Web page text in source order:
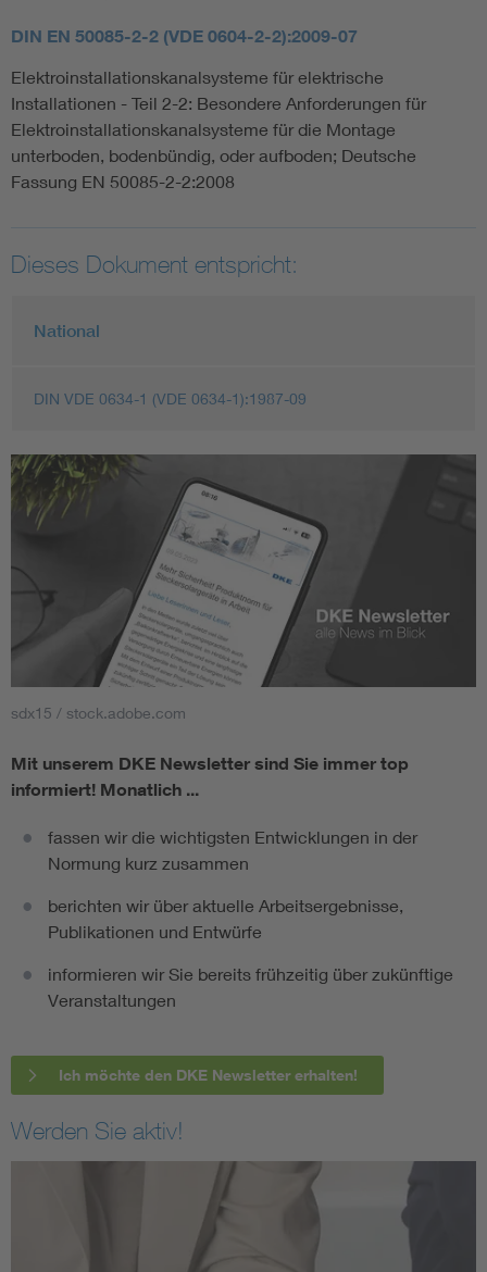
DIN EN 50085-2-2 (VDE 0604-2-2):2009-07
Elektroinstallationskanalsysteme für elektrische
Installationen - Teil 2-2: Besondere Anforderungen für
Elektroinstallationskanalsysteme für die Montage
unterboden, bodenbündig, oder aufboden; Deutsche
Fassung EN 50085-2-2:2008
Dieses Dokument entspricht:
National
DIN VDE 0634-1 (VDE 0634-1):1987-09
sdx15 / stock.adobe.com
Mit unserem DKE Newsletter sind Sie immer top
informiert! Monatlich ...
fassen wir die wichtigsten Entwicklungen in der
Normung kurz zusammen
berichten wir über aktuelle Arbeitsergebnisse,
Publikationen und Entwürfe
informieren wir Sie bereits frühzeitig über zukünftige
Veranstaltungen
Ich möchte den DKE Newsletter erhalten!
Werden Sie aktiv!